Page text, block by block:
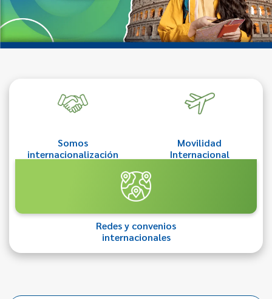
Somos
internacionalización
Movilidad
Internacional
Redes y convenios
internacionales